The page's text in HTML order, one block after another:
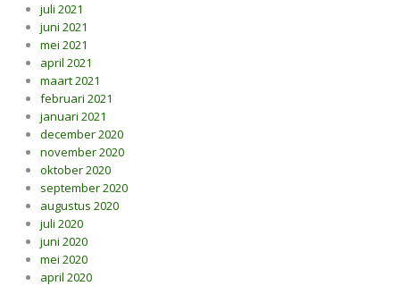
juli 2021
juni 2021
mei 2021
april 2021
maart 2021
februari 2021
januari 2021
december 2020
november 2020
oktober 2020
september 2020
augustus 2020
juli 2020
juni 2020
mei 2020
april 2020